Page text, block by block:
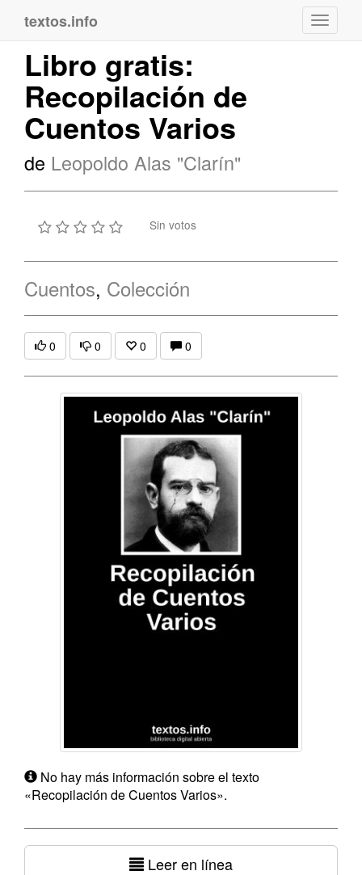
textos.info
Libro gratis:
Recopilación de
Cuentos Varios
de Leopoldo Alas "Clarín"
Sin votos
Cuentos, Colección
0 0 0 0
No hay más información sobre el texto
«Recopilación de Cuentos Varios».
Leer en línea